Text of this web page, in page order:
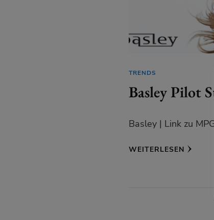
TRENDS
Basley Pilot
Basley | Link zu
WEITERLESEN